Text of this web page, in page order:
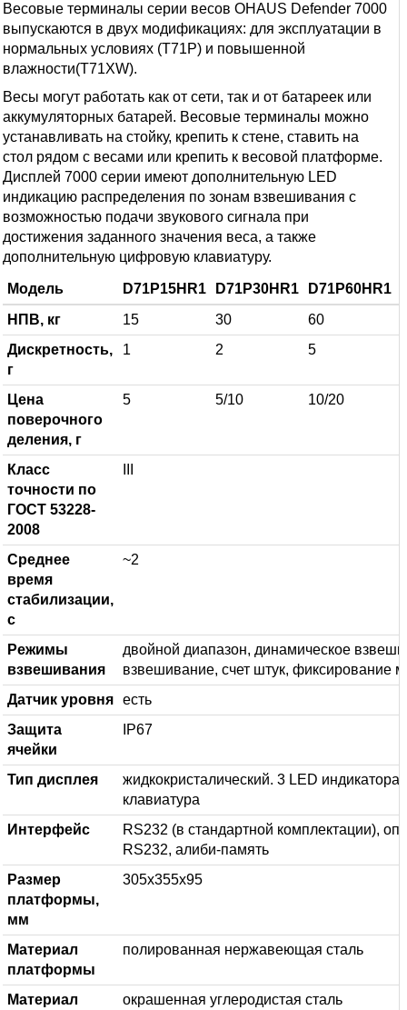
Весовые терминалы серии весов OHAUS Defender 7000
выпускаются в двух модификациях: для эксплуатации в
нормальных условиях (T71P) и повышенной
влажности(T71XW).
Весы могут работать как от сети, так и от батареек или
аккумуляторных батарей. Весовые терминалы можно
устанавливать на стойку, крепить к стене, ставить на
стол рядом с весами или крепить к весовой платформе.
Дисплей 7000 серии имеют дополнительную LED
индикацию распределения по зонам взвешивания с
возможностью подачи звукового сигнала при
достижения заданного значения веса, а также
дополнительную цифровую клавиатуру.
Модель D71P15HR1 D71P30HR1 D71P60HR1
НПВ, кг
15 30
60
Дискретность,
г
1 2 5
Цена
поверочного
деления, г
5 5/10 10/20
Класс
точности по
ГОСТ 53228-
2008
Среднее
время
стабилизации,
с
~2
Режимы
взвешивания
двойной диапазон, динамическое
взвешивание, счет штук, фиксирование
Датчик уровня
есть
Защита
ячейки
IP67
Тип дисплея
жидкокристалический. 3 LED
клавиатура
Интерфейс
RS232 (в стандартной комплектации),
RS232, алиби-память
Размер
платформы,
мм
305х355х95
Материал
платформы
полированная нержавеющая сталь
Материал окрашенная углеродистая сталь